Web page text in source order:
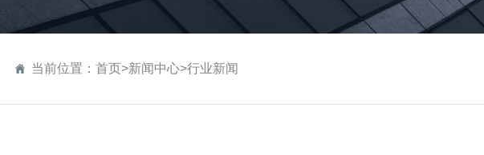
当前位置： 首页>新闻中心>行业新闻